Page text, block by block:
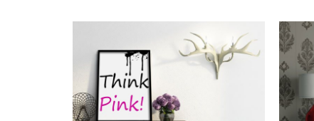
wiele
wariantów.
można
wybrać